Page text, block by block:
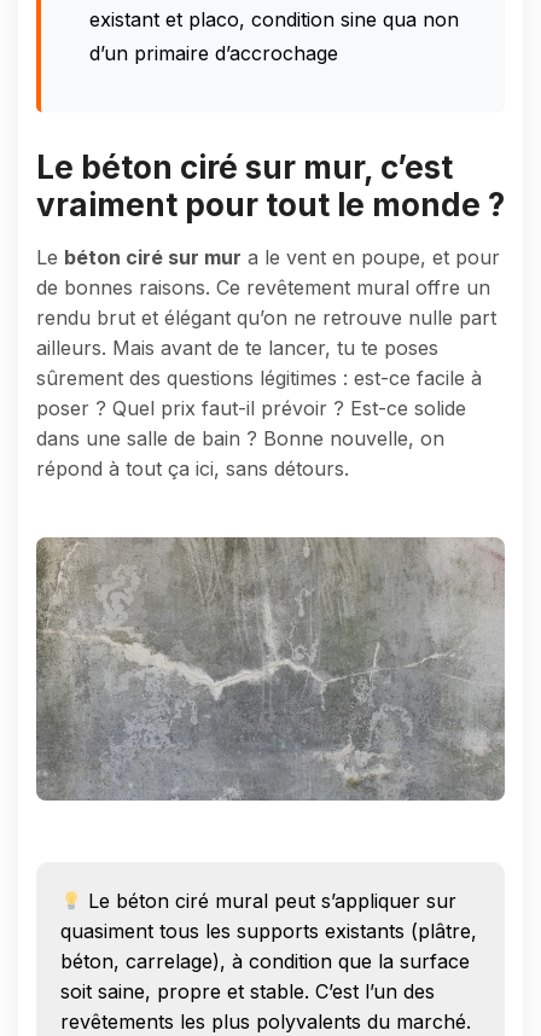
existant et placo, condition sine qua non
d’un primaire d’accrochage
Le béton ciré sur mur, c’est
vraiment pour tout le monde ?
Le béton ciré sur mur a le vent en poupe, et pour
de bonnes raisons. Ce revêtement mural offre un
rendu brut et élégant qu’on ne retrouve nulle part
ailleurs. Mais avant de te lancer, tu te poses
sûrement des questions légitimes : est-ce facile à
poser ? Quel prix faut-il prévoir ? Est-ce solide
dans une salle de bain ? Bonne nouvelle, on
répond à tout ça ici, sans détours.
Le béton ciré mural peut s’appliquer sur
quasiment tous les supports existants (plâtre,
béton, carrelage), à condition que la surface
soit saine, propre et stable. C’est l’un des
revêtements les plus polyvalents du marché.